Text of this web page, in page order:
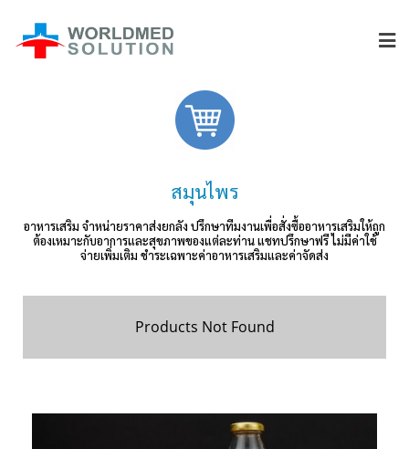
สมุนไพร
อาหารเสริม จำหน่ายราคาส่งยกลัง ปรึกษาทีมงานเพื่อสั่งซื้ออาหารเสริมให้ถูก
ต้องเหมาะกับอาการและสุขภาพของแต่ละท่าน แชทปรึกษาฟรี ไม่มีค่าใช้
จ่ายเพิ่มเติม ชำระเฉพาะค่าอาหารเสริมและค่าจัดส่ง
Products Not Found